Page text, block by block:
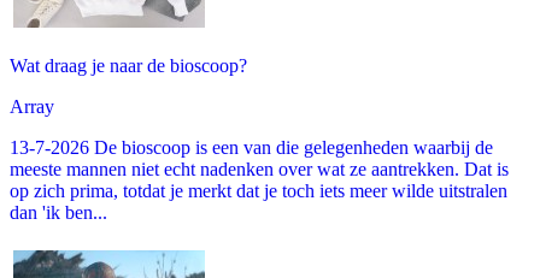
Wat draag je naar de bioscoop?
Array
13-7-2026 De bioscoop is een van die gelegenheden waarbij de
meeste mannen niet echt nadenken over wat ze aantrekken. Dat is
op zich prima, totdat je merkt dat je toch iets meer wilde uitstralen
dan 'ik ben...